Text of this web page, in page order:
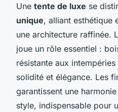
Une tente de luxe se
unique, alliant esthétique
une architecture raffinée.
joue un rôle essentiel :
résistante aux
solidité et élégance. Les
garantissent une
style, indispensable pour